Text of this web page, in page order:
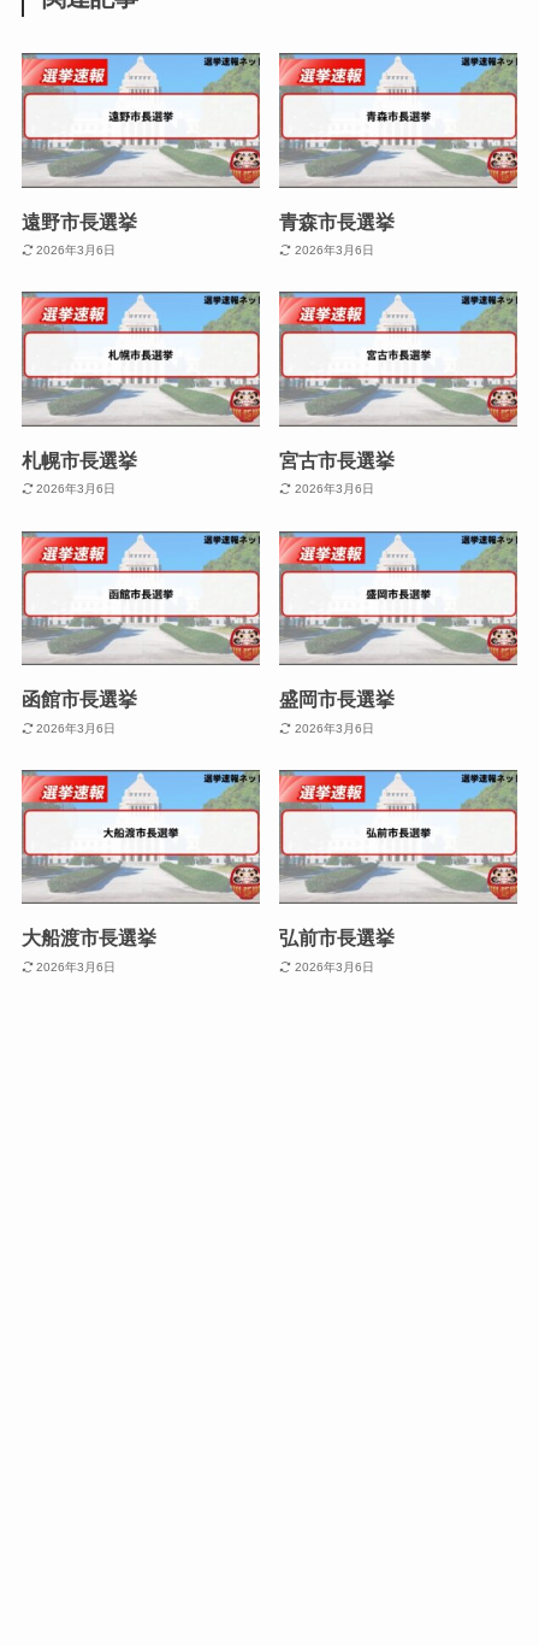
遠野市長選挙
2026年3月6日
青森市長選挙
2026年3月6日
札幌市長選挙
2026年3月6日
宮古市長選挙
2026年3月6日
函館市長選挙
2026年3月6日
盛岡市長選挙
2026年3月6日
大船渡市長選挙
2026年3月6日
弘前市長選挙
2026年3月6日